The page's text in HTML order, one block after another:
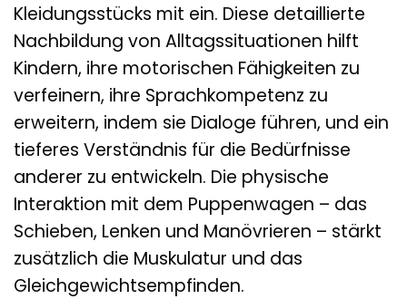
Kleidungsstücks mit ein. Diese detaillierte
Nachbildung von Alltagssituationen hilft
Kindern, ihre motorischen Fähigkeiten zu
verfeinern, ihre Sprachkompetenz zu
erweitern, indem sie Dialoge führen, und ein
tieferes Verständnis für die Bedürfnisse
anderer zu entwickeln. Die physische
Interaktion mit dem Puppenwagen – das
Schieben, Lenken und Manövrieren – stärkt
zusätzlich die Muskulatur und das
Gleichgewichtsempfinden.